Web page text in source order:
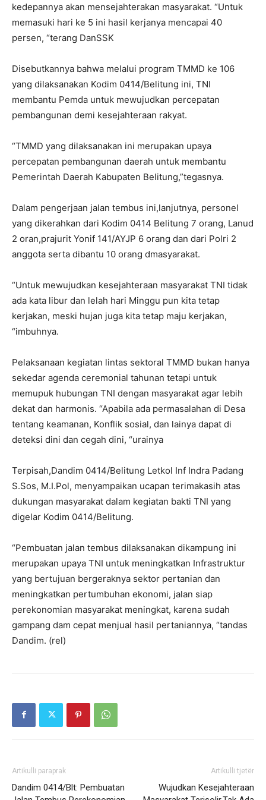
kedepannya akan mensejahterakan masyarakat. “Untuk
memasuki hari ke 5 ini hasil kerjanya mencapai 40
persen, “terang DanSSK
Disebutkannya bahwa melalui program TMMD ke 106
yang dilaksanakan Kodim 0414/Belitung ini, TNI
membantu Pemda untuk mewujudkan percepatan
pembangunan demi kesejahteraan rakyat.
“TMMD yang dilaksanakan ini merupakan upaya
percepatan pembangunan daerah untuk membantu
Pemerintah Daerah Kabupaten Belitung,”tegasnya.
Dalam pengerjaan jalan tembus ini,lanjutnya, personel
yang dikerahkan dari Kodim 0414 Belitung 7 orang, Lanud
2 oran,prajurit Yonif 141/AYJP 6 orang dan dari Polri 2
anggota serta dibantu 10 orang dmasyarakat.
“Untuk mewujudkan kesejahteraan masyarakat TNI tidak
ada kata libur dan lelah hari Minggu pun kita tetap
kerjakan, meski hujan juga kita tetap maju kerjakan,
“imbuhnya.
Pelaksanaan kegiatan lintas sektoral TMMD bukan hanya
sekedar agenda ceremonial tahunan tetapi untuk
memupuk hubungan TNI dengan masyarakat agar lebih
dekat dan harmonis. “Apabila ada permasalahan di Desa
tentang keamanan, Konflik sosial, dan lainya dapat di
deteksi dini dan cegah dini, “urainya
Terpisah,Dandim 0414/Belitung Letkol Inf Indra Padang
S.Sos, M.I.Pol, menyampaikan ucapan terimakasih atas
dukungan masyarakat dalam kegiatan bakti TNI yang
digelar Kodim 0414/Belitung.
“Pembuatan jalan tembus dilaksanakan dikampung ini
merupakan upaya TNI untuk meningkatkan Infrastruktur
yang bertujuan bergeraknya sektor pertanian dan
meningkatkan pertumbuhan ekonomi, jalan siap
perekonomian masyarakat meningkat, karena sudah
gampang dam cepat menjual hasil pertaniannya, “tandas
Dandim. (rel)
Artikulli paraprak
Dandim 0414/Blt: Pembuatan
Artikulli tjetër
Wujudkan Kesejahteraan